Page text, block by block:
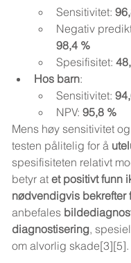
Sensitivitet:
Negativ
98,4 %
Spesifisitet:
Hos barn:
Sensitivitet:
NPV: 95,8 %
Mens høy sensitivitet
testen pålitelig for å
spesifisiteten relativt
betyr at et positivt funn
nødvendigvis bekrefter
anbefales
diagnostisering,
om alvorlig skade[3][5].